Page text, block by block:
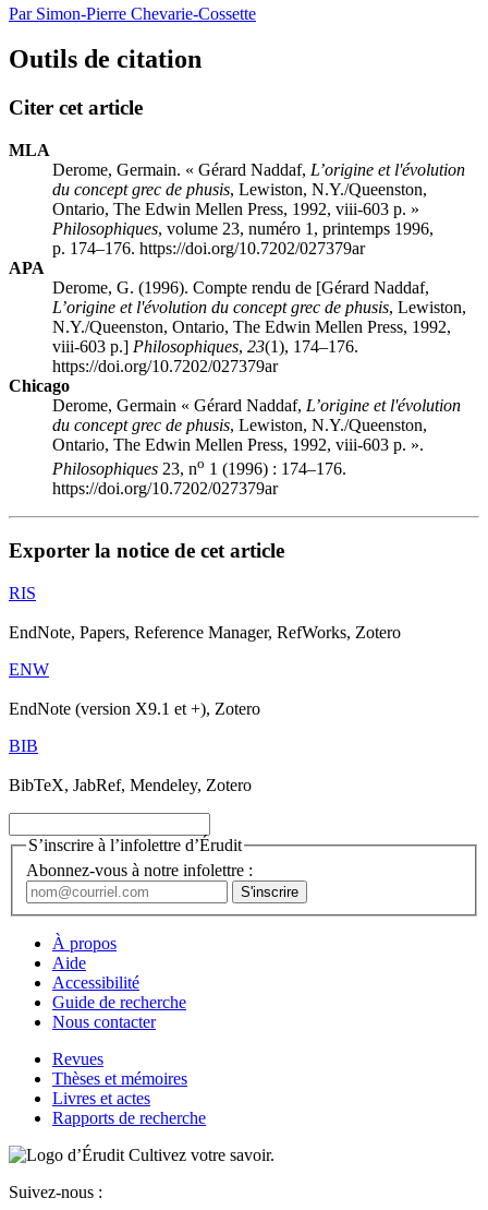
Par Simon-Pierre Chevarie-Cossette
Outils de citation
Citer cet article
MLA
Derome, Germain. « Gérard Naddaf, L’origine et l'évolution
du concept grec de phusis, Lewiston, N.Y./Queenston,
Ontario, The Edwin Mellen Press, 1992, viii-603 p. »
Philosophiques, volume 23, numéro 1, printemps 1996,
p. 174–176. https://doi.org/10.7202/027379ar
APA
Derome, G. (1996). Compte rendu de [Gérard Naddaf,
L’origine et l'évolution du concept grec de phusis, Lewiston,
N.Y./Queenston, Ontario, The Edwin Mellen Press, 1992,
viii-603 p.] Philosophiques, 23(1), 174–176.
https://doi.org/10.7202/027379ar
Chicago
Derome, Germain « Gérard Naddaf, L’origine et l'évolution
du concept grec de phusis, Lewiston, N.Y./Queenston,
Ontario, The Edwin Mellen Press, 1992, viii-603 p. ».
Philosophiques 23, no 1 (1996) : 174–176.
https://doi.org/10.7202/027379ar
Exporter la notice de cet article
RIS
EndNote, Papers, Reference Manager, RefWorks, Zotero
ENW
EndNote (version X9.1 et +), Zotero
BIB
BibTeX, JabRef, Mendeley, Zotero
S’inscrire à l’infolettre d’Érudit
Abonnez-vous à notre infolettre :
À propos
Aide
Accessibilité
Guide de recherche
Nous contacter
Revues
Thèses et mémoires
Livres et actes
Rapports de recherche
Cultivez votre savoir.
Suivez-nous :